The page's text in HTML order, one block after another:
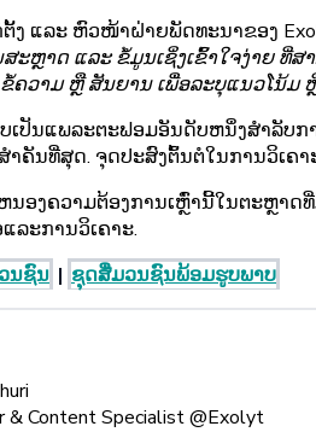
ງ ແລະ ຫົວໜ້າຝ່າຍພັດທະນາຂອງ
ະຫຼາດ ແລະ ຂໍ້ມູນເຊິ່ງເຂົ້າໃຈງ່າຍ ທີ່
ຄວາມ ຫຼື ສັນຍານ ເພື່ອລະບຸແນວໂນ້ມ
ເປັນແພລະຕະຟອມອັນດັບຫນຶ່ງສໍາລັບ
ຄັນທີ່ສຸດ. ຈຸດປະສົງຕົ້ນຕໍໃນການວິເ
ນອງຄວາມຕ້ອງການເຫຼົ່ານີ້ໃນຕະຫຼາ
ລະການວິເຄາະ.
ນຊົນ | ຊຸດສື່ມວນຊົນພ້ອມຮູບພາບ
& Content Specialist @Exolyt